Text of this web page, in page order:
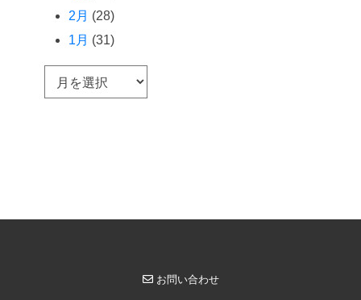
2月 (28)
1月 (31)
ー
お問い合わせ